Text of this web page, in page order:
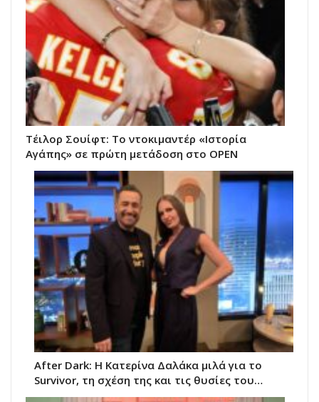
Τέιλορ Σουίφτ: Το ντοκιμαντέρ «Ιστορία
Αγάπης» σε πρώτη μετάδοση στο OPEN
After Dark: Η Κατερίνα Δαλάκα μιλά για το
Survivor, τη σχέση της και τις θυσίες του…